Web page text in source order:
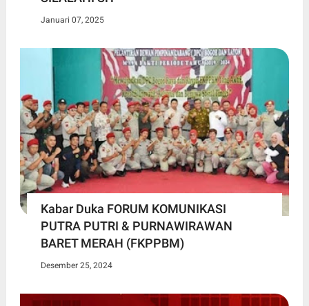
Januari 07, 2025
Kabar Duka FORUM KOMUNIKASI
PUTRA PUTRI & PURNAWIRAWAN
BARET MERAH (FKPPBM)
Desember 25, 2024